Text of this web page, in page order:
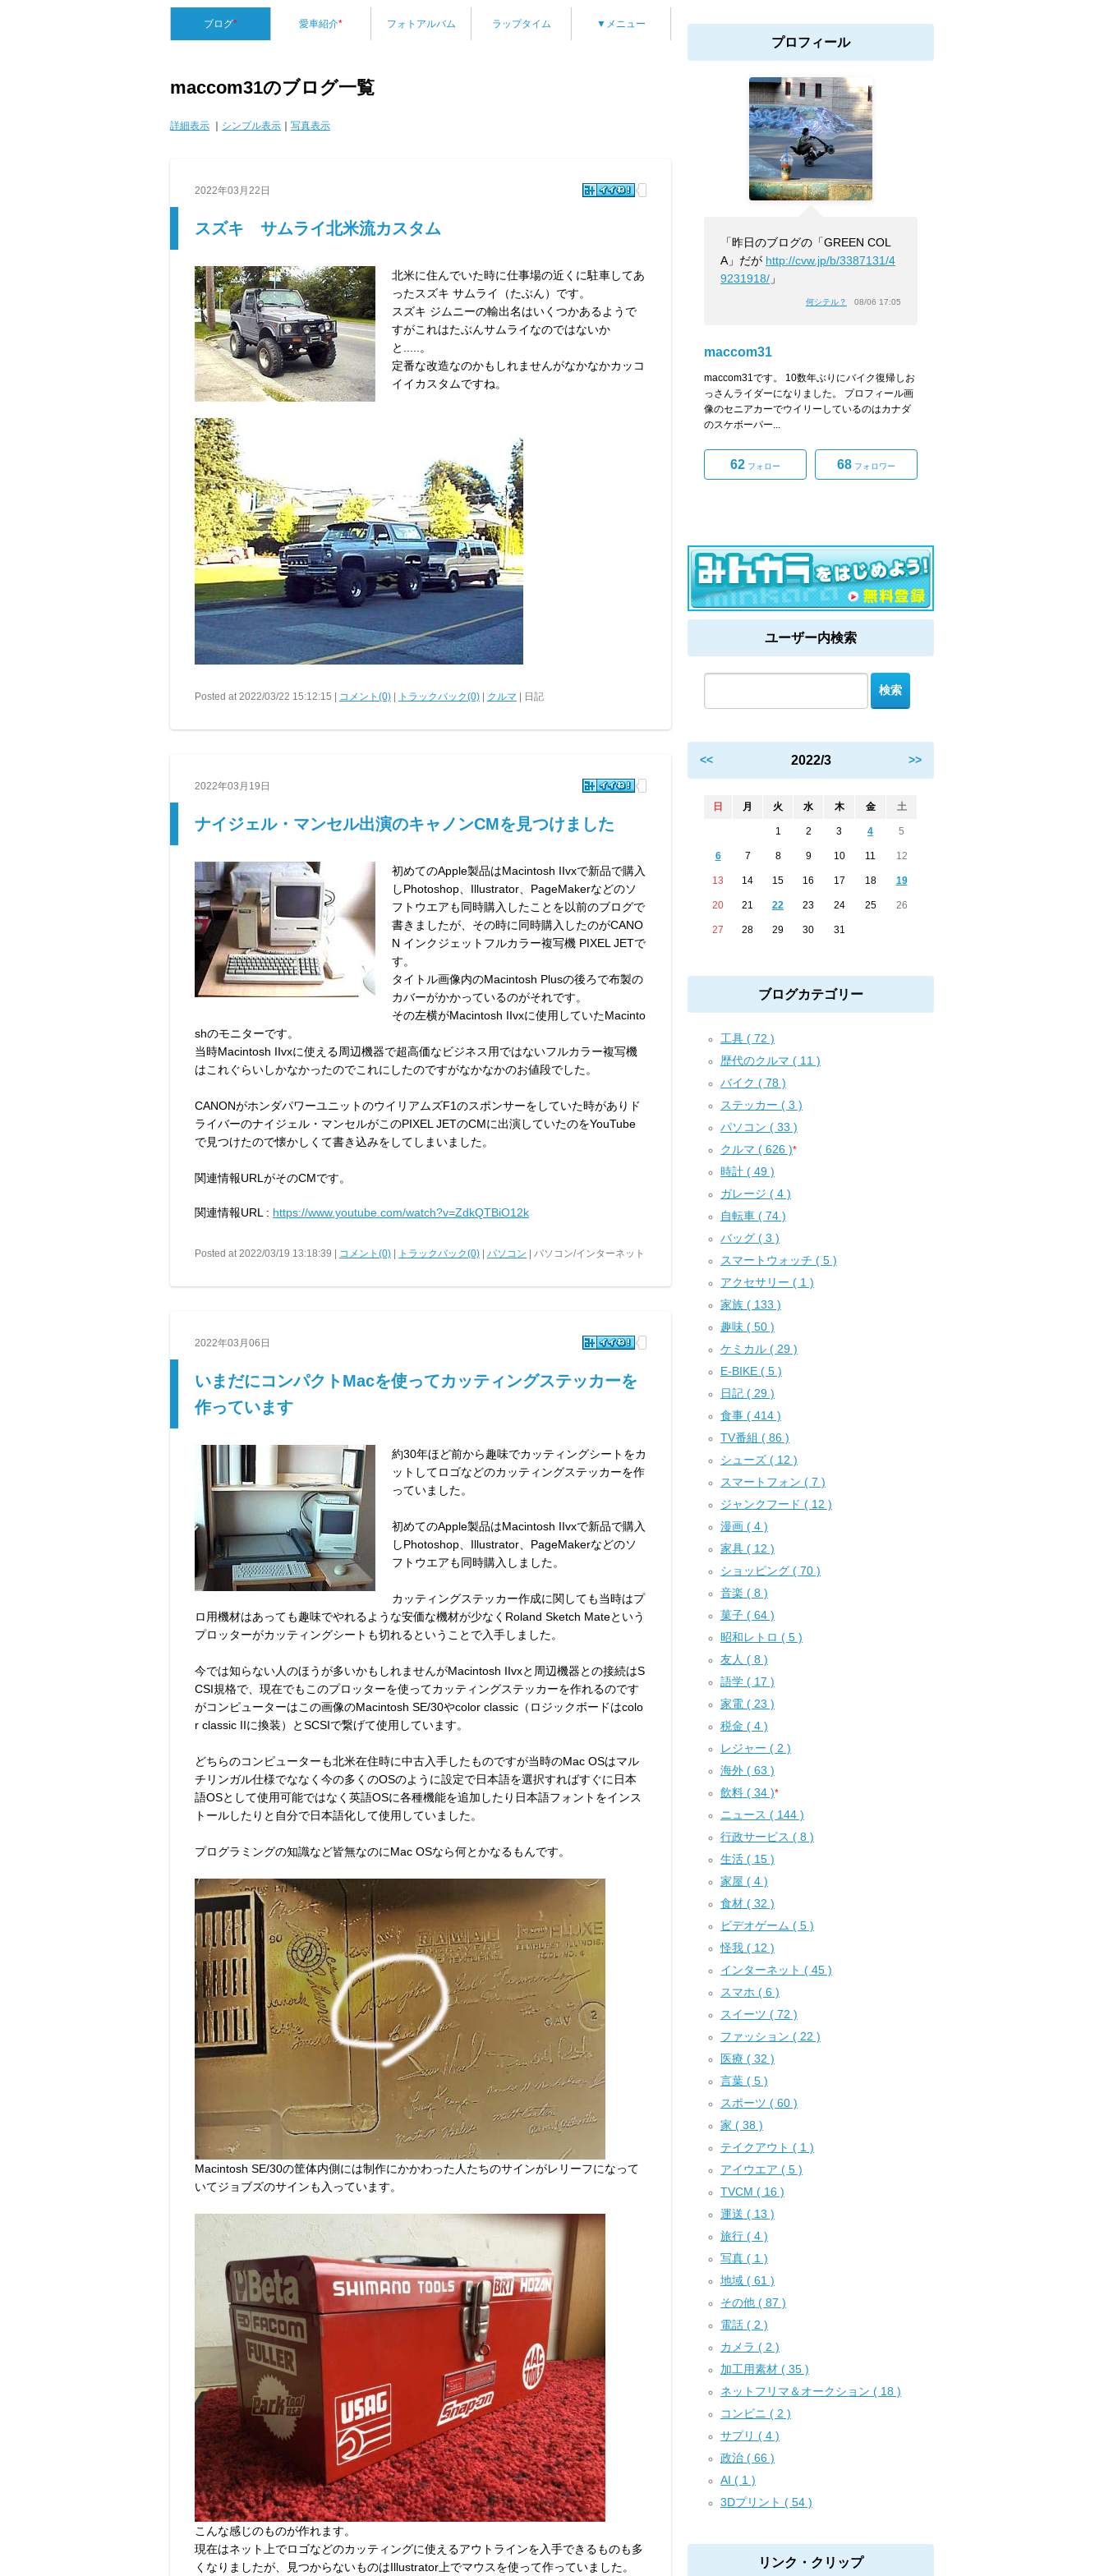
ブログ* 愛車紹介* フォトアルバム ラップタイム ▼メニュー
maccom31のブログ一覧
詳細表示 シンプル表示 写真表示
2022年03月22日
スズキ サムライ北米流カスタム
北米に住んでいた時に仕事場の近くに駐車してあ
ったスズキ サムライ（たぶん）です。
スズキ ジムニーの輸出名はいくつかあるようで
すがこれはたぶんサムライなのではないか
と.....。
定番な改造なのかもしれませんがなかなかカッコ
イイカスタムですね。
Posted at 2022/03/22 15:12:15 | コメント(0) トラックバック(0) クルマ | 日記
2022年03月19日
ナイジェル・マンセル出演のキャノンCMを見つけました
初めてのApple製品はMacintosh IIvxで新品で購入
しPhotoshop、Illustrator、PageMakerなどのソ
フトウエアも同時購入したことを以前のブログで
書きましたが、その時に同時購入したのがCANO
N インクジェットフルカラー複写機 PIXEL JETで
す。
タイトル画像内のMacintosh Plusの後ろで布製の
カバーがかかっているのがそれです。
その左横がMacintosh IIvxに使用していたMacinto
shのモニターです。
当時Macintosh IIvxに使える周辺機器で超高価なビジネス用ではないフルカラー複写機
はこれぐらいしかなかったのでこれにしたのですがなかなかのお値段でした。
CANONがホンダパワーユニットのウイリアムズF1のスポンサーをしていた時がありド
ライバーのナイジェル・マンセルがこのPIXEL JETのCMに出演していたのをYouTube
で見つけたので懐かしくて書き込みをしてしまいました。
関連情報URLがそのCMです。
関連情報URL : https://www.youtube.com/watch?v=ZdkQTBiO12k
Posted at 2022/03/19 13:18:39 | コメント(0) トラックバック(0) パソコン | パソコン/インターネット
2022年03月06日
いまだにコンパクトMacを使ってカッティングステッカーを
作っています
約30年ほど前から趣味でカッティングシートをカ
ットしてロゴなどのカッティングステッカーを作
っていました。
初めてのApple製品はMacintosh IIvxで新品で購入
しPhotoshop、Illustrator、PageMakerなどのソ
フトウエアも同時購入しました。
カッティングステッカー作成に関しても当時はプ
ロ用機材はあっても趣味でやれるような安価な機材が少なくRoland Sketch Mateという
プロッターがカッティングシートも切れるということで入手しました。
今では知らない人のほうが多いかもしれませんがMacintosh IIvxと周辺機器との接続はS
CSI規格で、現在でもこのプロッターを使ってカッティングステッカーを作れるのです
がコンピューターはこの画像のMacintosh SE/30やcolor classic（ロジックボードはcolo
r classic IIに換装）とSCSIで繋げて使用しています。
どちらのコンピューターも北米在住時に中古入手したものですが当時のMac OSはマル
チリンガル仕様でななく今の多くのOSのように設定で日本語を選択すればすぐに日本
語OSとして使用可能ではなく英語OSに各種機能を追加したり日本語フォントをインス
トールしたりと自分で日本語化して使用していました。
プログラミングの知識など皆無なのにMac OSなら何とかなるもんです。
Macintosh SE/30の筐体内側には制作にかかわった人たちのサインがレリーフになって
いてジョブズのサインも入っています。
こんな感じのものが作れます。
現在はネット上でロゴなどのカッティングに使えるアウトラインを入手できるものも多
くなりましたが、見つからないものはIllustrator上でマウスを使って作っていました。
プロフィール
「昨日のブログの「GREEN COL
A」だが http://cvw.jp/b/3387131/4
9231918/ 」
何シテル？ 08/06 17:05
maccom31
maccom31です。 10数年ぶりにバイク復帰しお
っさんライダーになりました。 プロフィール画
像のセニアカーでウイリーしているのはカナダ
のスケボーパー...
62 フォロー 68 フォロワー
ユーザー内検索
<< 2022/3 >>
日 月 火 水 木 金 土
1 2 3 4 5
6 7 8 9 10 11 12
13 14 15 16 17 18 19
20 21 22 23 24 25 26
27 28 29 30 31
ブログカテゴリー
工具 ( 72 )
歴代のクルマ ( 11 )
バイク ( 78 )
ステッカー ( 3 )
パソコン ( 33 )
クルマ ( 626 )*
時計 ( 49 )
ガレージ ( 4 )
自転車 ( 74 )
バッグ ( 3 )
スマートウォッチ ( 5 )
アクセサリー ( 1 )
家族 ( 133 )
趣味 ( 50 )
ケミカル ( 29 )
E-BIKE ( 5 )
日記 ( 29 )
食事 ( 414 )
TV番組 ( 86 )
シューズ ( 12 )
スマートフォン ( 7 )
ジャンクフード ( 12 )
漫画 ( 4 )
家具 ( 12 )
ショッピング ( 70 )
音楽 ( 8 )
菓子 ( 64 )
昭和レトロ ( 5 )
友人 ( 8 )
語学 ( 17 )
家電 ( 23 )
税金 ( 4 )
レジャー ( 2 )
海外 ( 63 )
飲料 ( 34 )*
ニュース ( 144 )
行政サービス ( 8 )
生活 ( 15 )
家屋 ( 4 )
食材 ( 32 )
ビデオゲーム ( 5 )
怪我 ( 12 )
インターネット ( 45 )
スマホ ( 6 )
スイーツ ( 72 )
ファッション ( 22 )
医療 ( 32 )
言葉 ( 5 )
スポーツ ( 60 )
家 ( 38 )
テイクアウト ( 1 )
アイウエア ( 5 )
TVCM ( 16 )
運送 ( 13 )
旅行 ( 4 )
写真 ( 1 )
地域 ( 61 )
その他 ( 87 )
電話 ( 2 )
カメラ ( 2 )
加工用素材 ( 35 )
ネットフリマ＆オークション ( 18 )
コンビニ ( 2 )
サプリ ( 4 )
政治 ( 66 )
AI ( 1 )
3Dプリント ( 54 )
リンク・クリップ